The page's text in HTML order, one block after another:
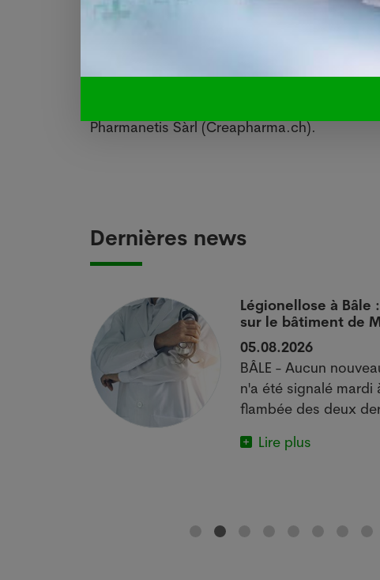
nombre de séances remboursées, voire la
aujourd’hui. Toutes ces
organisations professionnelles et
l'OFSP.
Pharmanetis Sàrl (Creapharma.ch).
Dernières news
Légionellose à
sur le bâtiment de
05.08.2026
BÂLE - Aucun
n'a été signalé mardi
flambée des deux
Lire plus